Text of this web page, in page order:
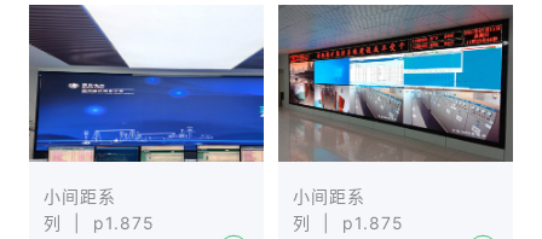
小间距系
列 | p1.875
小间距系
列 | p1.875